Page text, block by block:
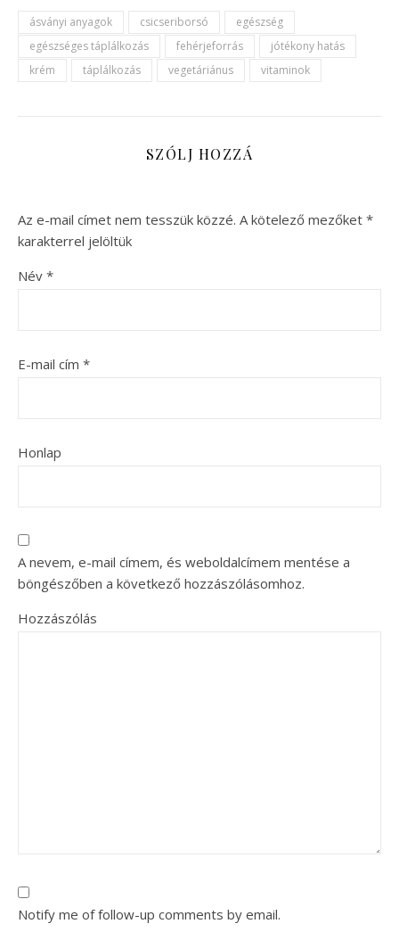
ásványi anyagok csicseriborsó
egészség
egészséges táplálkozás
fehérjeforrás
jótékony hatás
krém
táplálkozás vegetáriánus vitaminok
SZÓLJ HOZZÁ
Az e-mail címet nem tesszük közzé. A kötelező mezőket *
karakterrel jelöltük
Név *
E-mail cím *
Honlap
A nevem, e-mail címem, és weboldalcímem mentése a
böngészőben a következő hozzászólásomhoz.
Hozzászólás
Notify me of follow-up comments by email.